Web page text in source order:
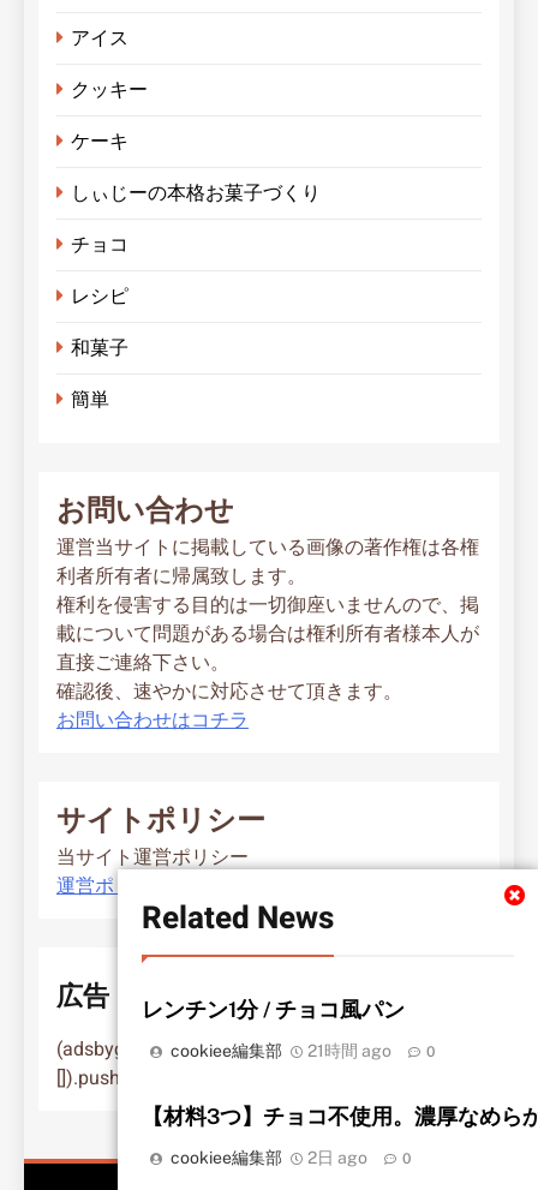
Related News
レンチン1分 / チョコ風パン
cookiee編集部 21時間 ago 0
【材料3つ】チョコ不使用。濃厚なめ
cookiee編集部 2日 ago 0
アイス
クッキー
ケーキ
しぃじーの本格お菓子づくり
チョコ
レシピ
和菓子
簡単
お問い合わせ
運営当サイトに掲載している画像の著作権は各権
利者所有者に帰属致します。
権利を侵害する目的は一切御座いませんので、掲
載について問題がある場合は権利所有者様本人が
直接ご連絡下さい。
確認後、速やかに対応させて頂きます。
お問い合わせはコチラ
サイトポリシー
当サイト運営ポリシー
運営ポリシー
広告
(adsbygoogle = window.adsbygoogle ||
[]).push({});